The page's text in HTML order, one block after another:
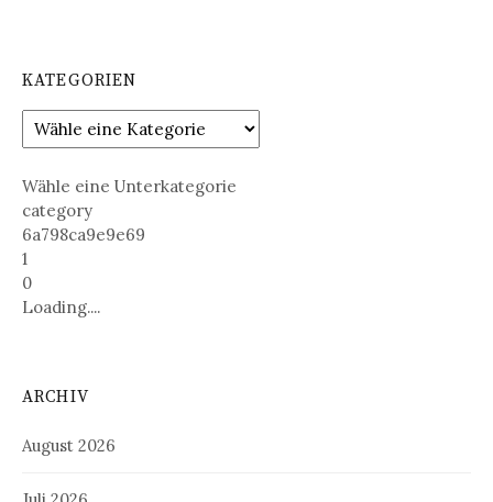
KATEGORIEN
Wähle eine Unterkategorie
category
6a798ca9e9e69
1
0
Loading....
ARCHIV
August 2026